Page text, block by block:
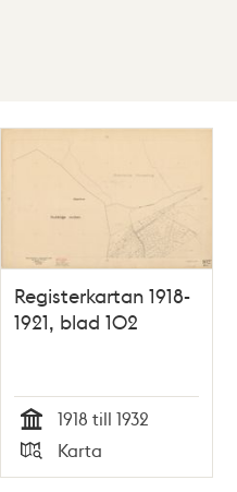
Registerkartan 1918-
1921, blad 102
Tid
1918 till 1932
Typ
Karta